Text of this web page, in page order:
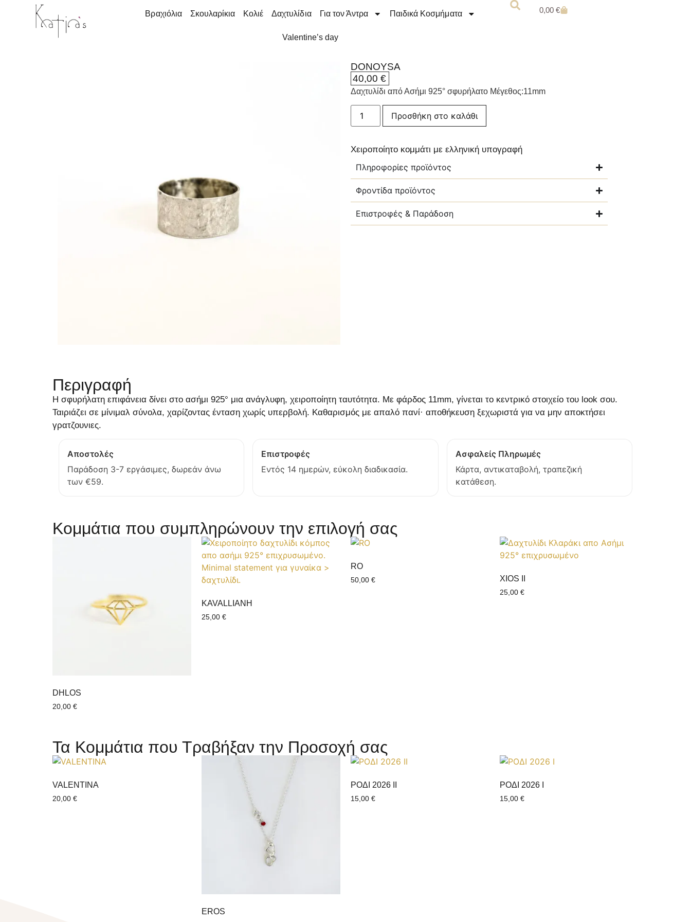
Βραχιόλια Σκουλαρίκια Κολιέ Δαχτυλίδια Για τον Άντρα Παιδικά Κοσμήματα
Valentine’s day
0,00€
DONOYSA
40,00 €
Δαχτυλίδι από Ασήμι 925° σφυρήλατο Μέγεθος:11mm
Προσθήκη στο καλάθι
Χειροποίητο κομμάτι με ελληνική υπογραφή
Πληροφορίες προϊόντος
Φροντίδα προϊόντος
Επιστροφές & Παράδοση
Περιγραφή
Η σφυρήλατη επιφάνεια δίνει στο ασήμι 925° μια ανάγλυφη, χειροποίητη ταυτότητα. Με φάρδος 11mm, γίνεται το κεντρικό στοιχείο του look σου.
Ταιριάζει σε μίνιμαλ σύνολα, χαρίζοντας ένταση χωρίς υπερβολή. Καθαρισμός με απαλό πανί· αποθήκευση ξεχωριστά για να μην αποκτήσει
γρατζουνιες.
Αποστολές
Παράδοση 3-7 εργάσιμες, δωρεάν άνω
των €59.
Επιστροφές
Εντός 14 ημερών, εύκολη διαδικασία.
Ασφαλείς Πληρωμές
Κάρτα, αντικαταβολή, τραπεζική
κατάθεση.
Κομμάτια που συμπληρώνουν την επιλογή σας
DHLOS
20,00 €
KAVALLIANH
25,00 €
RO
50,00 € XIOS II
25,00 €
Τα Κομμάτια που Τραβήξαν την Προσοχή σας
VALENTINΑ
20,00 €
EROS
ΡΟΔΙ 2026 ΙI
15,00 €
ΡΟΔΙ 2026 Ι
15,00 €